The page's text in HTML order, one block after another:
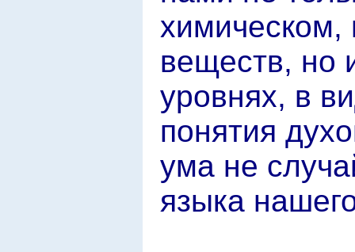
химическом,
веществ, но
уровнях, в
понятия
ума не
языка